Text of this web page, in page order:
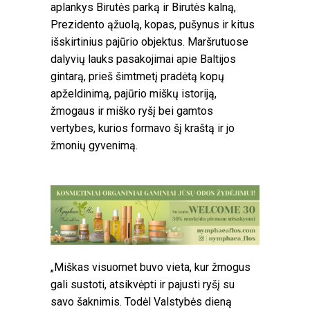
aplankys Birutės parką ir Birutės kalną,
Prezidento ąžuolą, kopas, pušynus ir kitus
išskirtinius pajūrio objektus. Maršrutuose
dalyvių lauks pasakojimai apie Baltijos
gintarą, prieš šimtmetį pradėtą kopų
apželdinimą, pajūrio miškų istoriją,
žmogaus ir miško ryšį bei gamtos
vertybes, kurios formavo šį kraštą ir jo
žmonių gyvenimą.
„Miškas visuomet buvo vieta, kur žmogus
gali sustoti, atsikvėpti ir pajusti ryšį su
savo šaknimis. Todėl Valstybės dieną